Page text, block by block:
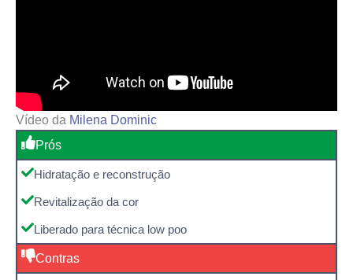
Vídeo da Milena Dominic
Prós
Hidratação e reconstrução
Revitalização da cor
Liberado para técnica low poo
Contras